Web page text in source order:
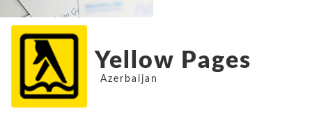
Yellow Pages
Azerbaijan